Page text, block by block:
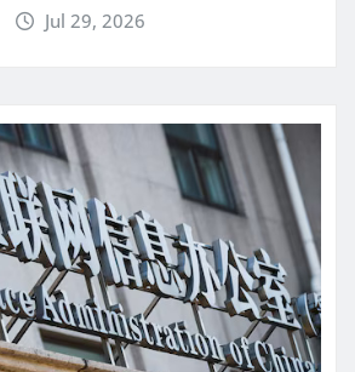
Jul 29, 2026